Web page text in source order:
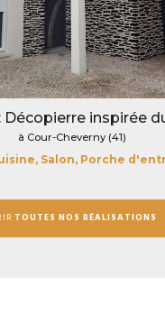
Décopierre inspirée
à Cour-Cheverny (41)
Salon, Porche
TOUTES NOS RÉALISATIONS